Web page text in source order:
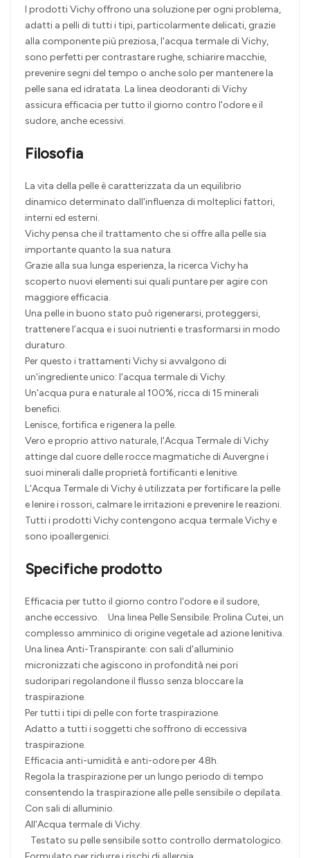
I prodotti Vichy offrono una soluzione per ogni problema,
adatti a pelli di tutti i tipi, particolarmente delicati, grazie
alla componente più preziosa, l'acqua termale di Vichy,
sono perfetti per contrastare rughe, schiarire macchie,
prevenire segni del tempo o anche solo per mantenere la
pelle sana ed idratata. La linea deodoranti di Vichy
assicura efficacia per tutto il giorno contro l'odore e il
sudore, anche ecessivi.
Filosofia
La vita della pelle è caratterizzata da un equilibrio
dinamico determinato dall'influenza di molteplici fattori,
interni ed esterni.
Vichy pensa che il trattamento che si offre alla pelle sia
importante quanto la sua natura.
Grazie alla sua lunga esperienza, la ricerca Vichy ha
scoperto nuovi elementi sui quali puntare per agire con
maggiore efficacia.
Una pelle in buono stato può rigenerarsi, proteggersi,
trattenere l’acqua e i suoi nutrienti e trasformarsi in modo
duraturo.
Per questo i trattamenti Vichy si avvalgono di
un'ingrediente unico: l'acqua termale di Vichy.
Un'acqua pura e naturale al 100%, ricca di 15 minerali
benefici.
Lenisce, fortifica e rigenera la pelle.
Vero e proprio attivo naturale, l'Acqua Termale di Vichy
attinge dal cuore delle rocce magmatiche di Auvergne i
suoi minerali dalle proprietà fortificanti e lenitive.
L'Acqua Termale di Vichy è utilizzata per fortificare la pelle
e lenire i rossori, calmare le irritazioni e prevenire le reazioni.
Tutti i prodotti Vichy contengono acqua termale Vichy e
sono ipoallergenici.
Specifiche prodotto
Efficacia per tutto il giorno contro l'odore e il sudore,
anche eccessivo. Una linea Pelle Sensibile: Prolina Cutei, un
complesso amminico di origine vegetale ad azione lenitiva.
Una linea Anti-Transpirante: con sali d'alluminio
micronizzati che agiscono in profondità nei pori
sudoripari regolandone il flusso senza bloccare la
traspirazione.
Per tutti i tipi di pelle con forte traspirazione.
Adatto a tutti i soggetti che soffrono di eccessiva
traspirazione.
Efficacia anti-umidità e anti-odore per 48h.
Regola la traspirazione per un lungo periodo di tempo
consentendo la traspirazione alle pelle sensibile o depilata.
Con sali di alluminio.
All'Acqua termale di Vichy.
Testato su pelle sensibile sotto controllo dermatologico.